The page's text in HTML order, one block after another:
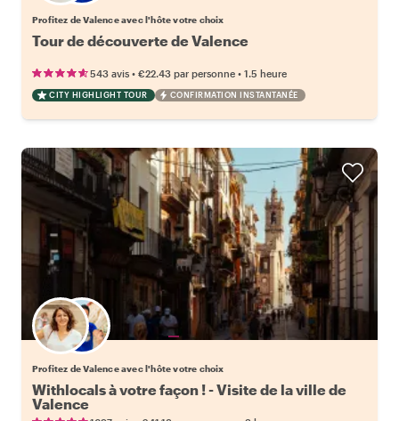
Profitez de Valence avec l'hôte votre choix
Tour de découverte de Valence
543 avis • €22.43 par personne • 1.5 heure
CITY HIGHLIGHT TOUR CONFIRMATION INSTANTANÉE
Choisissez votre local favori
Profitez de Valence avec l'hôte votre choix
Withlocals à votre façon ! - Visite de la ville de
Valence